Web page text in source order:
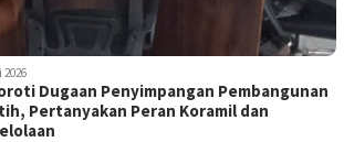
2026
Dugaan Penyimpangan Pembangunan
Pertanyakan Peran Koramil dan